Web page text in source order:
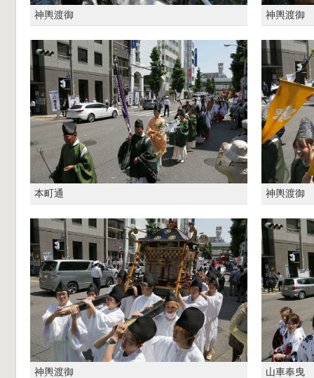
神輿渡御 神輿渡御
本町通 神輿渡御
神輿渡御 山車奉曳